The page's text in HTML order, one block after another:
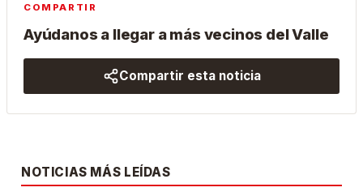
COMPARTIR
Ayúdanos a llegar a más vecinos del Valle
Compartir esta noticia
NOTICIAS MÁS LEÍDAS